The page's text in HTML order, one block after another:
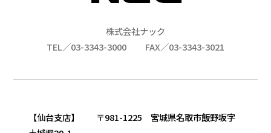
株式会社ナック
TEL／03-3343-3000
FAX／03-3343-3021
【仙台支店】 〒981-1225 宮城県名取市飯野坂字